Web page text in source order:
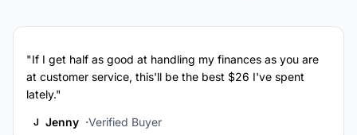
"If I get half as good at handling my finances as you are
at customer service, this'll be the best $26 I've spent
lately."
J Jenny Verified Buyer